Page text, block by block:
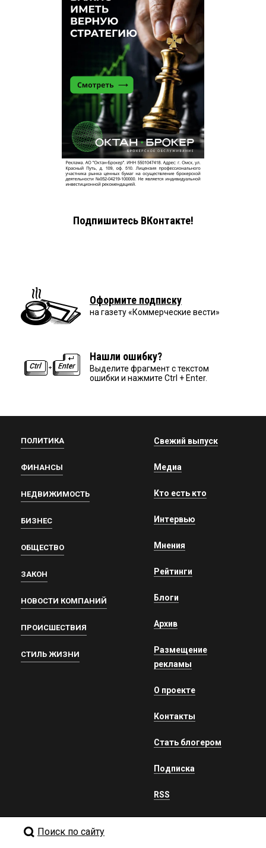
Подпишитесь ВКонтакте!
Оформите подписку
на газету «Коммерческие вести»
Нашли ошибку?
Выделите фрагмент с текстом
ошибки и нажмите Ctrl + Enter.
ПОЛИТИКА
ФИНАНСЫ
НЕДВИЖИМОСТЬ
БИЗНЕС
ОБЩЕСТВО
ЗАКОН
НОВОСТИ КОМПАНИЙ
ПРОИСШЕСТВИЯ
СТИЛЬ ЖИЗНИ
Свежий выпуск
Медиа
Кто есть кто
Интервью
Мнения
Рейтинги
Блоги
Архив
Размещение
рекламы
О проекте
Контакты
Стать блогером
Подписка
RSS
Поиск по сайту